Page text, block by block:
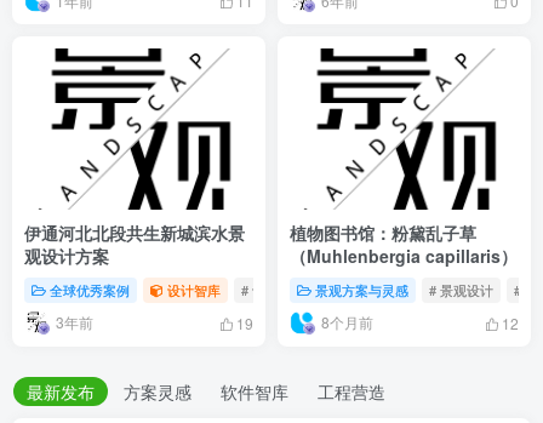
伊通河北北段共生新城滨水景
观设计方案
全球优秀案例 设计智库 # 设计 # 景观 # 景观设计
3年前 19
植物图书馆：粉黛乱子草
（Muhlenbergia capillaris）
景观方案与灵感 # 景观设计 # 观
8个月前 12
最新发布 方案灵感 软件智库 工程营造